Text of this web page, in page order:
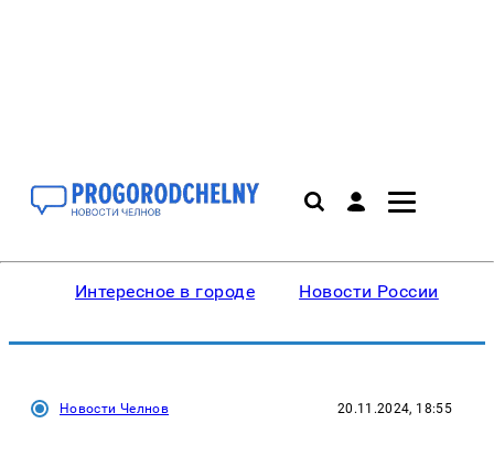
Интересное в городе Новости России
Новости Челнов 20.11.2024, 18:55